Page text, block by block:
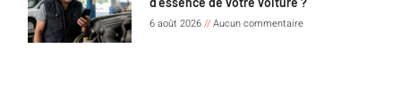
6 août 2026 Aucun commentaire